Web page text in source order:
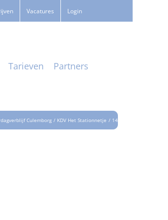
Vacatures Login
Tarieven Partners
Culemborg KDV Het Stationnetje 14